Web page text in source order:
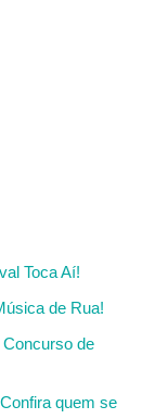
Toca Aí!
de Rua!
Concurso de
quem se